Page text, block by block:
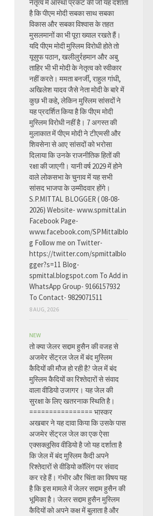
नेतृत्व में आस्था प्रकट की जो यह दर्शाता
है कि पीएम मोदी सबका साथ सबका
विकास और सबका विश्वास के तहत
मुसलमानों का भी पूरा ख्याल रखते हैं।
यदि पीएम मोदी मुस्लिम विरोधी होते तो
यूसुफ पठान, खलीलुर्रहमान और अबु
ताहिर भी भी मोदी के नेतृत्व को स्वीकार
नहीं करते। ममता बनर्जी, राहुल गांधी,
अखिलेश यादव जैसे नेता मोदी के बारे में
कुछ भी कहे, लेकिन मुस्लिम सांसदों ने
यह प्रदर्शित किया है कि पीएम मोदी
मुस्लिम विरोधी नहीं है। 7 अगस्त की
मुलाकात में पीएम मोदी ने टीएमसी और
शिवसेना से आए सांसदों को भरोसा
दिलाया कि उनके राजनीतिक हितों की
रक्षा की जाएगी। यानी वर्ष 2029 में होने
वाले लोकसभा के चुनाव में यह सभी
सांसद भाजपा के उम्मीदवार होंगे।
S.P.MITTAL BLOGGER ( 08-08-
2026) Website- www.spmittal.in
Facebook Page-
www.facebook.com/SPMittalblo
g Follow me on Twitter-
https://twitter.com/spmittalblo
gger?s=11 Blog-
spmittal.blogspot.com To Add in
WhatsApp Group- 9166157932
To Contact- 9829071511
8 AUG, 2026
NEW
तो क्या जेलर सद्दाम हुसैन की वजह से
अजमेर सेंट्रल जेल में बंद मुस्लिम
कैदियों की मौज हो रही है? जेल में बंद
मुस्लिम कैदियों का रिश्तेदारों से संवाद
वाला वीडियो उजागर। यह जेल की
सुरक्षा के लिए खतरनाक स्थिति है।
================ भास्कर
अखबार ने यह दावा किया कि उसके पास
अजमेर सेंट्रल जेल का एक ऐसा
एक्सक्लूसिव वीडियो है जो यह दर्शाता है
कि जेल में बंद मुस्लिम कैदी अपने
रिश्तेदारों से वीडियो कॉलिंग पर संवाद
कर रहे हैं। गंभीर और चिंता का विषय यह
है कि इस मामले में जेलर सद्दाम हुसैन की
भूमिका है। जेलर सद्दाम हुसैन मुस्लिम
कैदियों को अपने कक्ष में बुलाता है और